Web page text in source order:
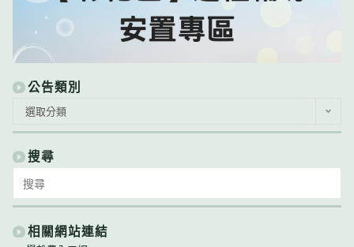
公告類別
類
別
選取分類
搜尋
for:
相關網站連結